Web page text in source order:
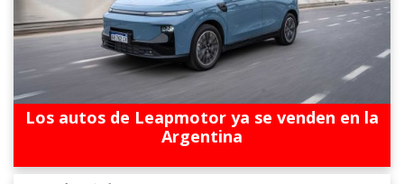
Los autos de Leapmotor ya se venden en la
Argentina